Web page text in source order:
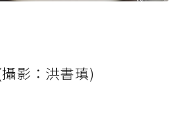
影：洪書瑱)